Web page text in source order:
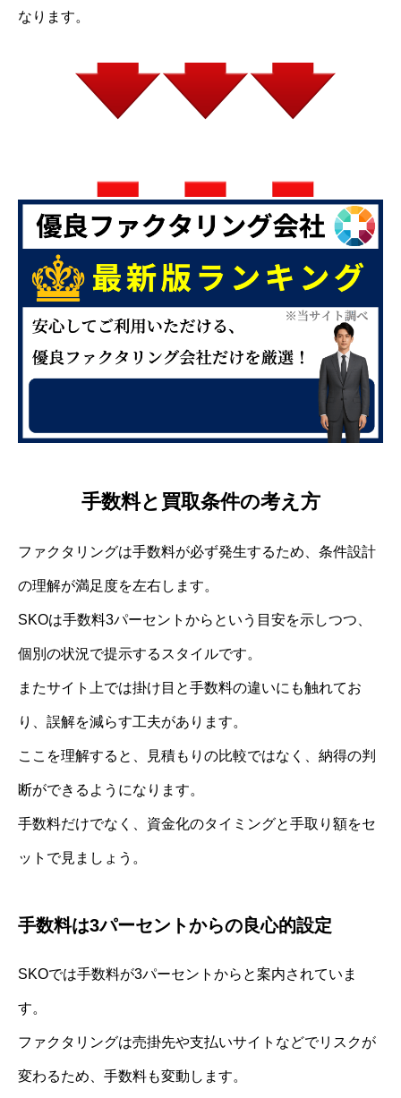
なります。
手数料と買取条件の考え方
ファクタリングは手数料が必ず発生するため、条件設計
の理解が満足度を左右します。
SKOは手数料3パーセントからという目安を示しつつ、
個別の状況で提示するスタイルです。
またサイト上では掛け目と手数料の違いにも触れてお
り、誤解を減らす工夫があります。
ここを理解すると、見積もりの比較ではなく、納得の判
断ができるようになります。
手数料だけでなく、資金化のタイミングと手取り額をセ
ットで見ましょう。
手数料は3パーセントからの良心的設定
SKOでは手数料が3パーセントからと案内されていま
す。
ファクタリングは売掛先や支払いサイトなどでリスクが
変わるため、手数料も変動します。